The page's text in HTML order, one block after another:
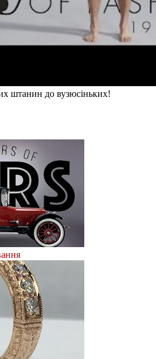
штанин до вузюсіньких!